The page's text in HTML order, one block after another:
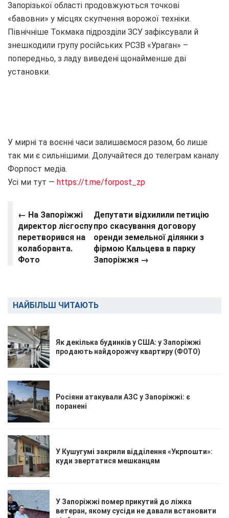
Запорізької області продовжуються точкові
«бавовни» у місцях скупчення ворожої техніки.
Північніше Токмака підрозділи ЗСУ зафіксували й
знешкодили групу російських РСЗВ «Ураган» –
попередньо, з ладу виведені щонайменше дві
установки.
У мирні та воєнні часи залишаємося разом, бо лише
так ми є сильнішими. Долучайтеся до телеграм каналу
Форпост медіа.
Усі ми тут — https://t.me/forpost_zp
← На Запоріжжі
директор лісгоспу
перетворився на
колаборанта.
Фото
Депутати відхилили петицію
про скасування договору
оренди земельної ділянки з
фірмою Кальцева в парку
Запоріжжя →
НАЙБІЛЬШ ЧИТАЮТЬ
Як декілька будинків у США: у Запоріжжі
продають найдорожчу квартиру (ФОТО)
Росіяни атакували АЗС у Запоріжжі: є
поранені
У Кушугумі закрили відділення «Укрпошти»:
куди звертатися мешканцям
У Запоріжжі помер прикутий до ліжка
ветеран, якому сусіди не давали встановити